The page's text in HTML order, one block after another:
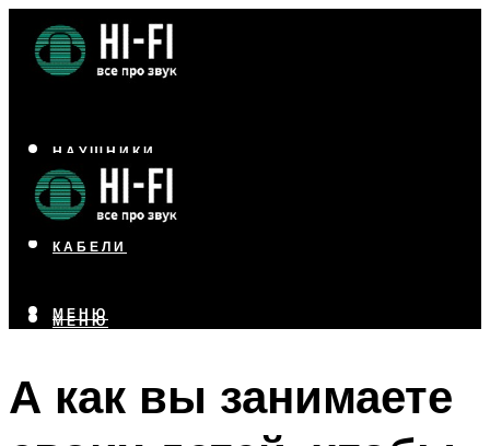
НАУШНИКИ
АКУСТИКА
УСИЛИТЕЛИ
КАБЕЛИ
МЕНЮ
МЕНЮ
А как вы занимаете